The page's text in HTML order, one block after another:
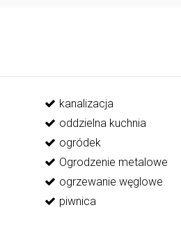
kanalizacja
oddzielna kuchnia
ogródek
Ogrodzenie metalowe
ogrzewanie węglowe
piwnica